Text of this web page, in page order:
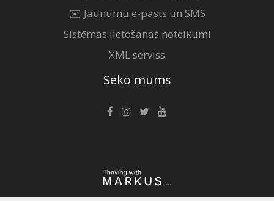
✉️ Jaunumu e-pasts un SMS
Sistēmas lietošanas noteikumi
XML serviss
Seko mums